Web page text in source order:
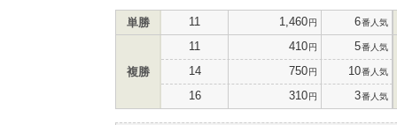
単勝 11 1,460円 6番人気
複勝
11 410円 5番人気
14 750円 10番人気
16 310円 3番人気